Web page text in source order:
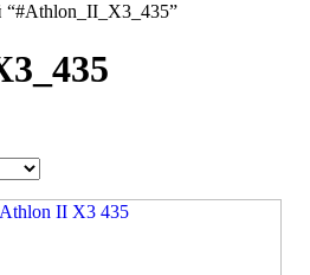
“#Athlon_II_X3_435”